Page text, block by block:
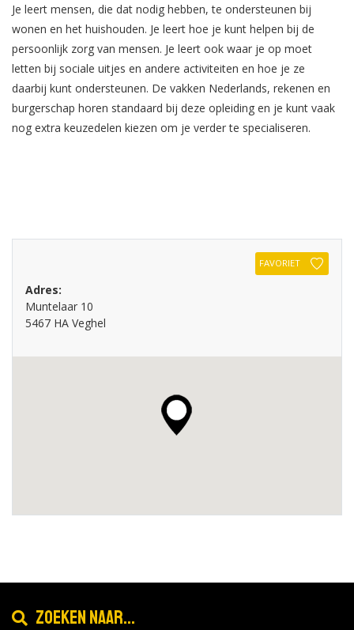
Je leert mensen, die dat nodig hebben, te ondersteunen bij
wonen en het huishouden. Je leert hoe je kunt helpen bij de
persoonlijk zorg van mensen. Je leert ook waar je op moet
letten bij sociale uitjes en andere activiteiten en hoe je ze
daarbij kunt ondersteunen. De vakken Nederlands, rekenen en
burgerschap horen standaard bij deze opleiding en je kunt vaak
nog extra keuzedelen kiezen om je verder te specialiseren.
FAVORIET
Adres:
Muntelaar 10
5467 HA Veghel
Zoeken naar...